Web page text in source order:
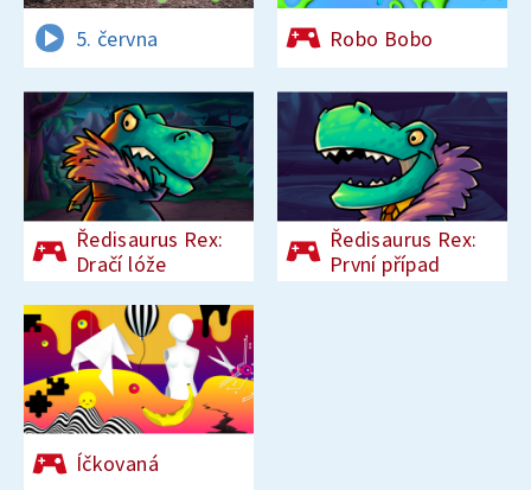
5. června Robo Bobo
Ředisaurus Rex:
Dračí lóže
Ředisaurus Rex:
První případ
Íčkovaná